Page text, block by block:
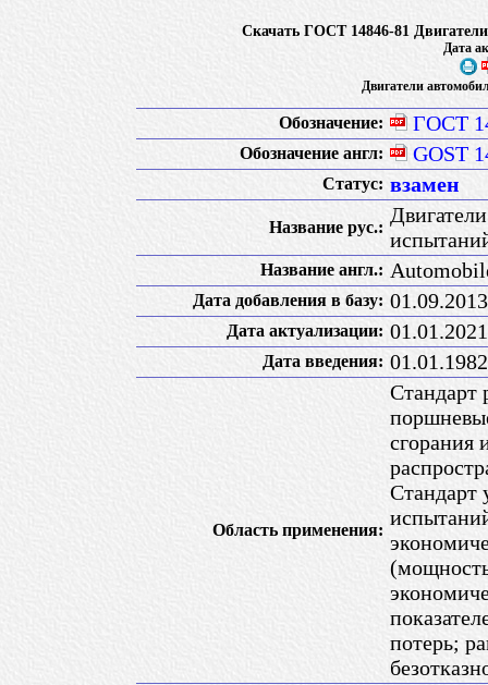
Скачать ГОСТ 14846-81
Дата
Двигатели
Обозначение: ГОСТ
Обозначение англ: GOST
Статус: взамен
Название рус.:
Название англ.:
Дата добавления в базу: 01.09.2013
Дата актуализации: 01.01.2021
Дата введения: 01.01.1982
Область применения:
Стандарт
сгорания
Стандарт
потерь;